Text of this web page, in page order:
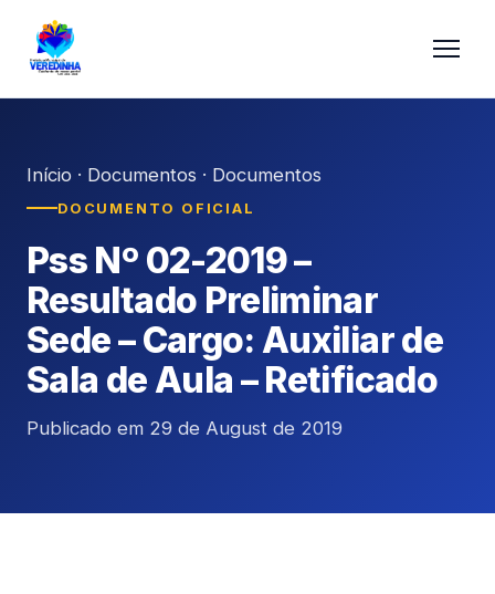
Início · Documentos · Documentos
DOCUMENTO OFICIAL
Pss Nº 02-2019 –
Resultado Preliminar
Sede – Cargo: Auxiliar de
Sala de Aula – Retificado
Publicado em 29 de August de 2019